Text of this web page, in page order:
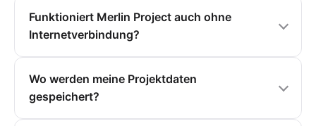
Funktioniert Merlin Project auch ohne
Internetverbindung?
Wo werden meine Projektdaten
gespeichert?